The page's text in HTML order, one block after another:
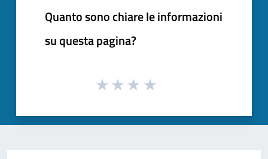
Quanto sono chiare le informazioni
su questa pagina?